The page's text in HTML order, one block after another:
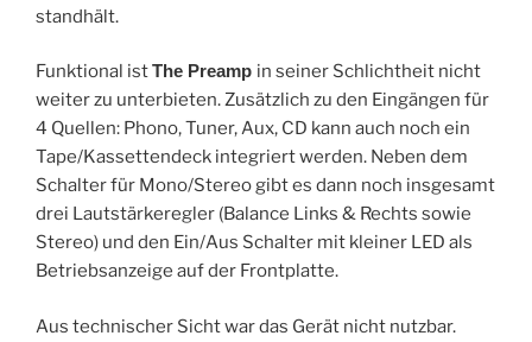
standhält.
Funktional istThe Preamp in seiner Schlichtheit nicht
weiter zu unterbieten. Zusätzlich zu den Eingängen für
4 Quellen: Phono, Tuner, Aux, CD kann auch noch ein
Tape/Kassettendeck integriert werden. Neben dem
Schalter für Mono/Stereo gibt es dann noch insgesamt
drei Lautstärkeregler (Balance Links & Rechts sowie
Stereo) und den Ein/Aus Schalter mit kleiner LED als
Betriebsanzeige auf der Frontplatte.
Aus technischer Sicht war das Gerät nicht nutzbar.